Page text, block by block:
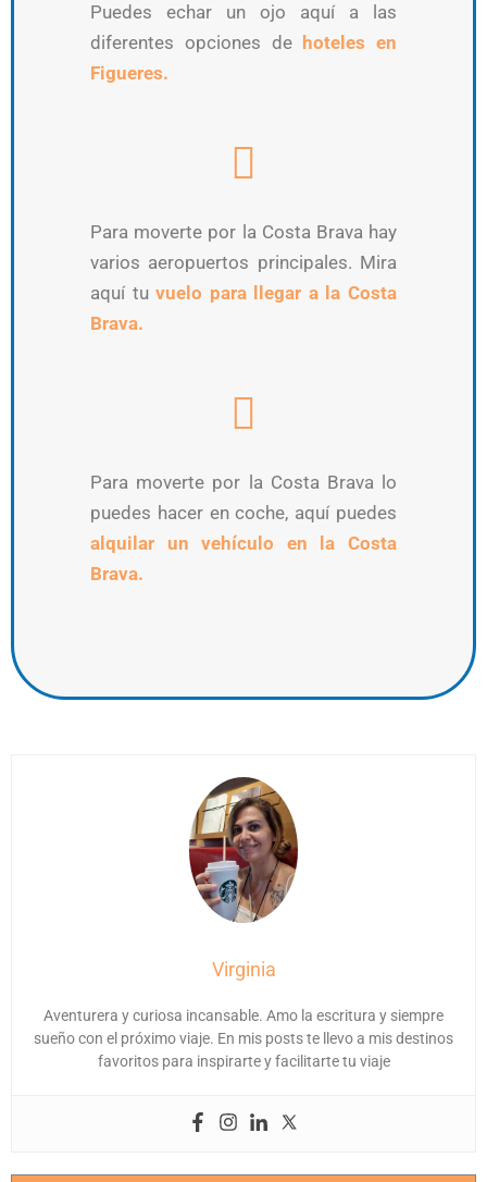
Puedes echar un ojo aquí a las
diferentes opciones de hoteles en
Figueres.
Para moverte por la Costa Brava hay
varios aeropuertos principales. Mira
aquí tuvuelo para llegar a la Costa
Brava.
Para moverte por la Costa Brava lo
puedes hacer en coche, aquí puedes
alquilar un vehículo en la Costa
Brava.
Virginia
Aventurera y curiosa incansable. Amo la escritura y siempre
sueño con el próximo viaje. En mis posts te llevo a mis destinos
favoritos para inspirarte y facilitarte tu viaje